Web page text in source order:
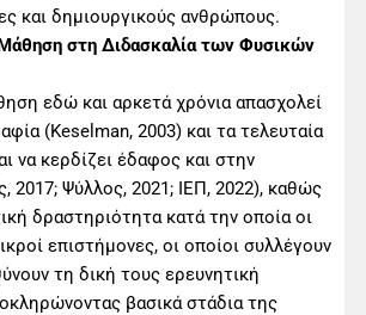
και δημιουργικούς ανθρώπους.
στη Διδασκαλία των Φυσικών
εδώ και αρκετά χρόνια απασχολεί
(Keselman, 2003) και τα τελευταία
να κερδίζει έδαφος και στην
2017; Ψύλλος, 2021; ΙΕΠ, 2022), καθώς
δραστηριότητα κατά την οποία οι
επιστήμονες, οι οποίοι συλλέγουν
τη δική τους ερευνητική
βασικά στάδια της